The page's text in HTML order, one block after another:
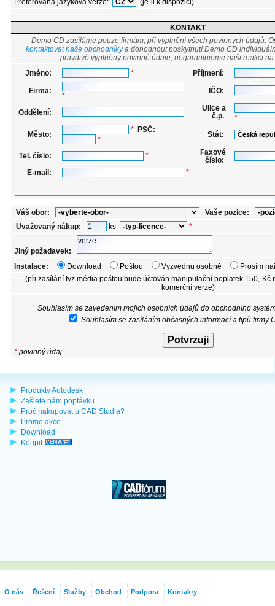
Preferovaná jazyková verze:
(je-li k dispozici)
KONTAKT
Demo CD zasíláme pouze firmám, při vyplnění všech povinných údajů.
kontaktovat naše obchodníkya dohodnout poskytnutí Demo CD
pravdivě vyplněny povinné údaje, negarantujeme naši reakci
Jméno: * Příjmení:
Firma:
*
IČO:
Oddělení:
Ulice a
č.p.
*
Město:
*
PSČ:
*
Stát:
Tel. číslo: *
Faxové
číslo:
E-mail:
*
Váš obor:
Vaše pozice:
Uvažovaný nákup:
ks *
Jiný požadavek:
Instalace:
Download Poštou Vyzvednu osobně
Prosím
(při zasílání fyz.média poštou bude účtován manipulační poplatek 150,-Kč
komerční verze)
Souhlasím se zavedením mojich osobních údajů do obchodního
Souhlasím se zasíláním občasných informací a tipů firmy
* povinný údaj
Produkty Autodesk
Zašlete nám poptávku
Proč nakupovat u CAD Studia?
Promo akce
Download
Koupit
O nás Řešení Služby Obchod Podpora Kontakty